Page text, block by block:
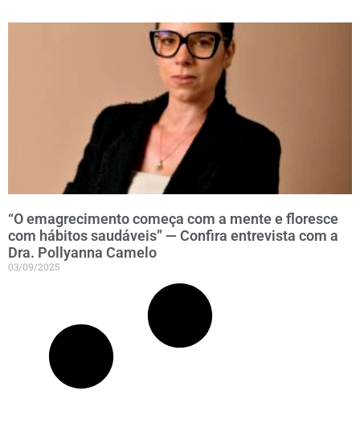
“O emagrecimento começa com a mente e floresce
com hábitos saudáveis” — Confira entrevista com a
Dra. Pollyanna Camelo
03/09/2025